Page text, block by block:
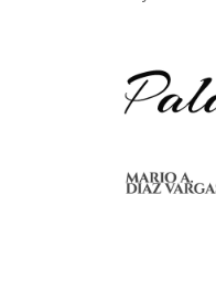
Trump y